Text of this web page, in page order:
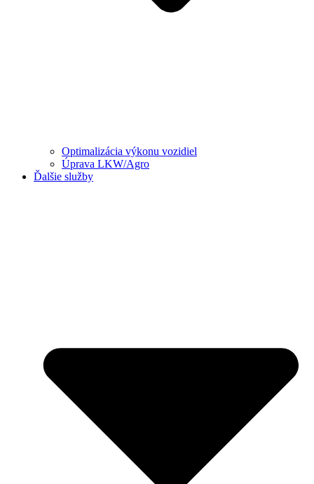
Optimalizácia výkonu vozidiel
Úprava LKW/Agro
Ďalšie služby